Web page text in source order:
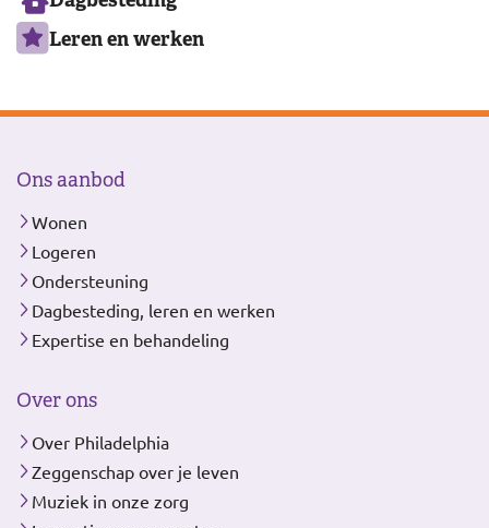
Leren en werken
Ons aanbod
Wonen
Logeren
Ondersteuning
Dagbesteding, leren en werken
Expertise en behandeling
Over ons
Over Philadelphia
Zeggenschap over je leven
Muziek in onze zorg